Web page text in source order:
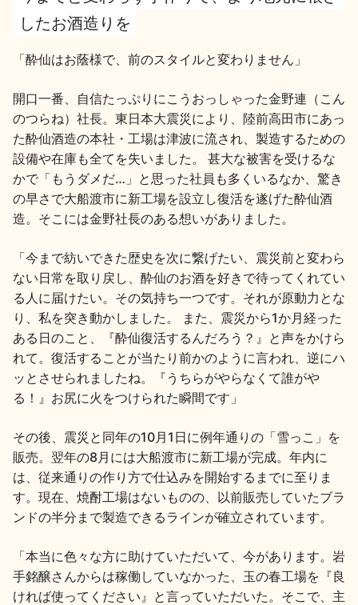
地酒用語集
歳時記 地酒蔵元会検定
地酒川柳 地酒小説
日本酒の楽しみ方特集
地酒・イベント情報
したお酒造りを
「酔仙はお蔭様で、前のスタイルと変わりません」
開口一番、自信たっぷりにこうおっしゃった金野連（こん
のつらね）社長。東日本大震災により、陸前高田市にあっ
た酔仙酒造の本社・工場は津波に流され、製造するための
設備や在庫も全てを失いました。 甚大な被害を受けるな
かで「もうダメだ…」と思った社員も多くいるなか、驚き
の早さで大船渡市に新工場を設立し復活を遂げた酔仙酒
造。そこには金野社長のある想いがありました。
「今まで紡いできた歴史を次に繋げたい、震災前と変わら
ない日常を取り戻し、酔仙のお酒を好きで待ってくれてい
る人に届けたい。その気持ち一つです。それが原動力とな
り、私を突き動かしました。 また、震災から1か月経った
ある日のこと、『酔仙復活するんだろう？』と声をかけら
れて。復活することが当たり前かのように言われ、逆にハ
ッとさせられましたね。『うちらがやらなくて誰がや
る！』お尻に火をつけられた瞬間です」
その後、震災と同年の10月1日に例年通りの「雪っこ」を
販売。翌年の8月には大船渡市に新工場が完成。年内に
は、従来通りの作り方で仕込みを開始するまでに至りま
す。現在、焼酎工場はないものの、以前販売していたブラ
ンドの半分まで製造できるラインが確立されています。
「本当に色々な方に助けていただいて、今があります。岩
手銘醸さんからは稼働していなかった、玉の春工場を『良
ければ使ってください』と言っていただいた。そこで、主